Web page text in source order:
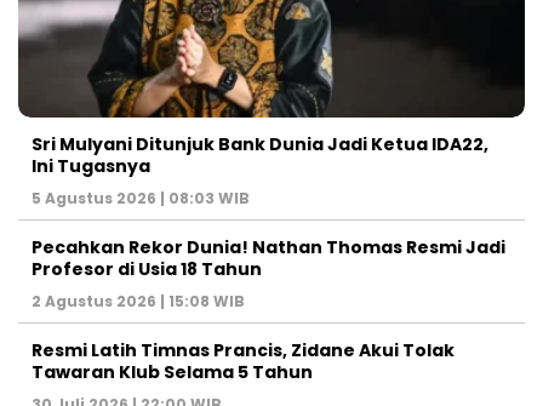
Sri Mulyani Ditunjuk Bank Dunia Jadi Ketua IDA22,
Ini Tugasnya
5 Agustus 2026 | 08:03 WIB
Pecahkan Rekor Dunia! Nathan Thomas Resmi Jadi
Profesor di Usia 18 Tahun
2 Agustus 2026 | 15:08 WIB
Resmi Latih Timnas Prancis, Zidane Akui Tolak
Tawaran Klub Selama 5 Tahun